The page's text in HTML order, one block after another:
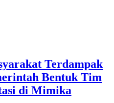
Terdampak
Bentuk Tim
di Mimika